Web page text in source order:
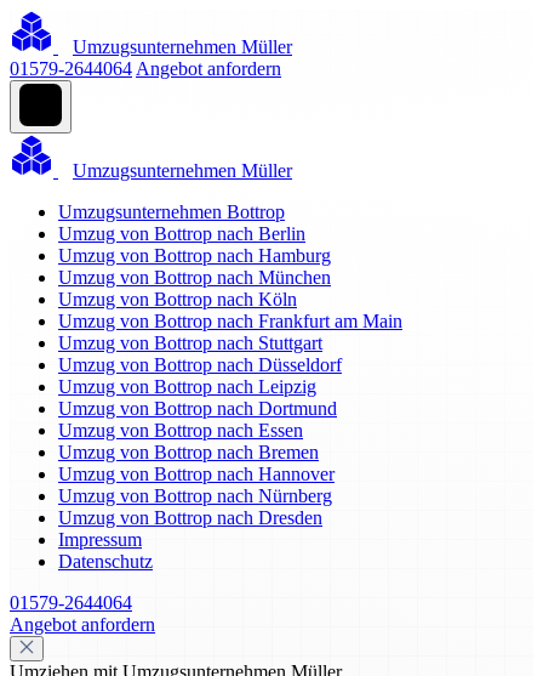
Umzugsunternehmen Müller
01579-2644064 Angebot anfordern
Umzugsunternehmen Müller
Umzugsunternehmen Bottrop
Umzug von Bottrop nach Berlin
Umzug von Bottrop nach Hamburg
Umzug von Bottrop nach München
Umzug von Bottrop nach Köln
Umzug von Bottrop nach Frankfurt am Main
Umzug von Bottrop nach Stuttgart
Umzug von Bottrop nach Düsseldorf
Umzug von Bottrop nach Leipzig
Umzug von Bottrop nach Dortmund
Umzug von Bottrop nach Essen
Umzug von Bottrop nach Bremen
Umzug von Bottrop nach Hannover
Umzug von Bottrop nach Nürnberg
Umzug von Bottrop nach Dresden
Impressum
Datenschutz
01579-2644064
Angebot anfordern
Umziehen mit Umzugsunternehmen Müller